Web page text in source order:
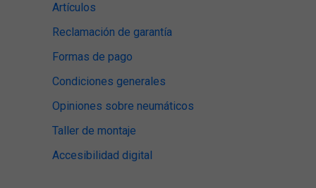
Artículos
Reclamación de garantía
Formas de pago
Condiciones generales
Opiniones sobre neumáticos
Taller de montaje
Accesibilidad digital